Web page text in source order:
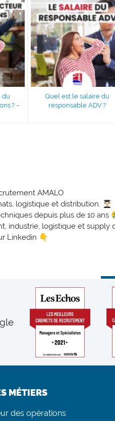
du
? –
Quel est le salaire du
responsable ADV ?
AMALO
logistique et distribution. 👨🏻‍🎓
depuis plus de 10 ans
industrie, logistique et supply
Linkedin 👇
MÉTIERS
des opérations